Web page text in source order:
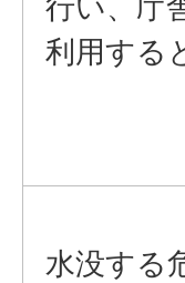
利用する
水没する